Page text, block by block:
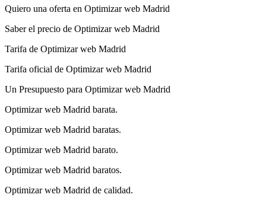
Quiero una oferta en Optimizar web Madrid
Saber el precio de Optimizar web Madrid
Tarifa de Optimizar web Madrid
Tarifa oficial de Optimizar web Madrid
Un Presupuesto para Optimizar web Madrid
Optimizar web Madrid barata.
Optimizar web Madrid baratas.
Optimizar web Madrid barato.
Optimizar web Madrid baratos.
Optimizar web Madrid de calidad.